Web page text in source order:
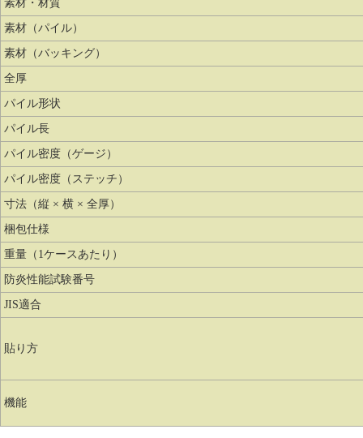
素材・材質
素材（パイル）
素材（バッキング）
全厚
パイル形状
パイル長
パイル密度（ゲージ）
パイル密度（ステッチ）
寸法（縦 × 横 × 全厚）
梱包仕様
重量（1ケースあたり）
防炎性能試験番号
JIS適合
貼り方
機能